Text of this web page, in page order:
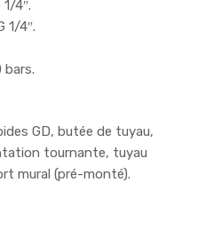
1/4″.
1/4″.
bars.
GD, butée de tuyau,
tournante, tuyau
mural (pré-monté).